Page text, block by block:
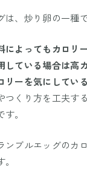
、炒り卵の一種で
よってもカロリ
している場合は高
リーを気にしてい
つくり方を工夫す
。
ンブルエッグのカ